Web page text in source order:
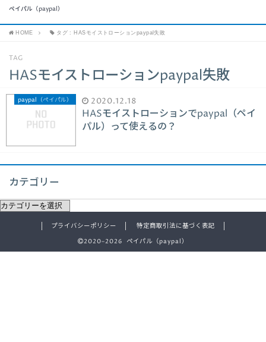
ペイパル（paypal）
HOME タグ : HASモイストローションpaypal失敗
TAG
HASモイストローションpaypal失敗
paypal（ペイパル） 2020.12.18
HASモイストローションでpaypal（ペイ
パル）って使えるの？
カテゴリー
プライバシーポリシー
特定商取引法に基づく表記
2020–2026 ペイパル（paypal）